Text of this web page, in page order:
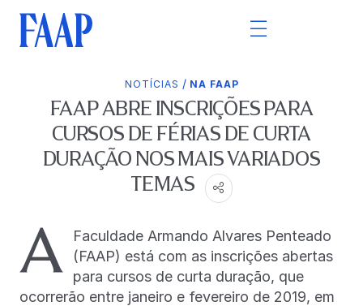
NOTÍCIAS / NA FAAP
FAAP ABRE INSCRIÇÕES PARA
CURSOS DE FÉRIAS DE CURTA
DURAÇÃO NOS MAIS VARIADOS
TEMAS
A
Faculdade Armando Alvares Penteado
(FAAP) está com as inscrições abertas
para cursos de curta duração, que
ocorrerão entre janeiro e fevereiro de 2019, em